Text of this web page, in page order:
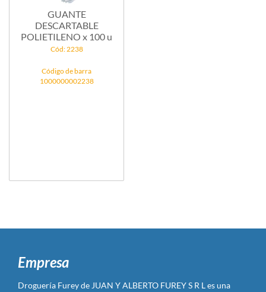
GUANTE
DESCARTABLE
POLIETILENO x 100 u
Cód: 2238
Código de barra
1000000002238
Empresa
Droguería Furey de JUAN Y ALBERTO FUREY S R L es una